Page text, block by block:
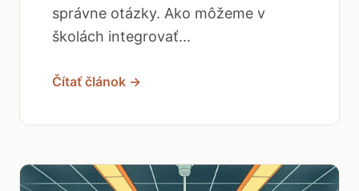
správne otázky. Ako môžeme v
školách integrovať...
Čítať článok →